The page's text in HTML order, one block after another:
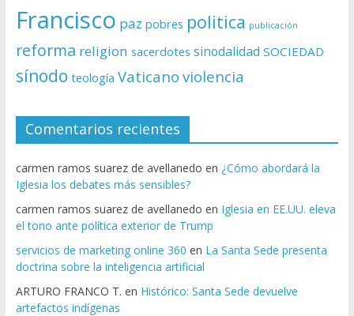
Francisco paz pobres politica publicación
reforma religion sacerdotes sinodalidad SOCIEDAD
sínodo teología Vaticano violencia
Comentarios recientes
carmen ramos suarez de avellanedo en ¿Cómo abordará la
Iglesia los debates más sensibles?
carmen ramos suarez de avellanedo en Iglesia en EE.UU. eleva
el tono ante política exterior de Trump
servicios de marketing online 360 en La Santa Sede presenta
doctrina sobre la inteligencia artificial
ARTURO FRANCO T. en Histórico: Santa Sede devuelve
artefactos indígenas